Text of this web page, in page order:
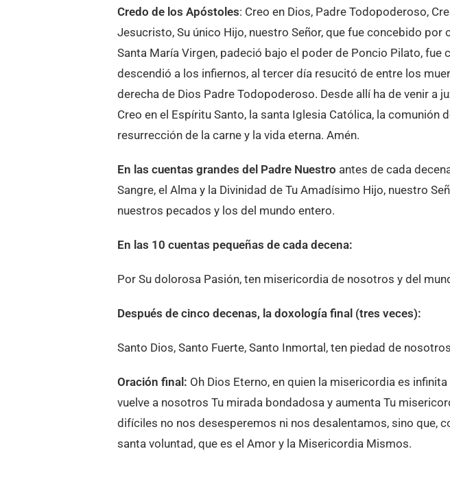
Credo de los Apóstoles: Creo en Dios, Padre Todopoderoso,
Jesucristo, Su único Hijo, nuestro Señor, que fue concebido por
Santa María Virgen, padeció bajo el poder de Poncio Pilato, fue
descendió a los infiernos, al tercer día resucitó de entre los
derecha de Dios Padre Todopoderoso. Desde allí ha de venir a
Creo en el Espíritu Santo, la santa Iglesia Católica, la comunión
resurrección de la carne y la vida eterna. Amén.
En las cuentas grandes del Padre Nuestro antes de cada
Sangre, el Alma y la Divinidad de Tu Amadísimo Hijo, nuestro
nuestros pecados y los del mundo entero.
En las 10 cuentas pequeñas de cada decena:
Por Su dolorosa Pasión, ten misericordia de nosotros y del
Después de cinco decenas, la doxología final (tres veces):
Santo Dios, Santo Fuerte, Santo Inmortal, ten piedad de
Oración final: Oh Dios Eterno, en quien la misericordia es
vuelve a nosotros Tu mirada bondadosa y aumenta Tu
difíciles no nos desesperemos ni nos desalentamos, sino que,
santa voluntad, que es el Amor y la Misericordia Mismos.